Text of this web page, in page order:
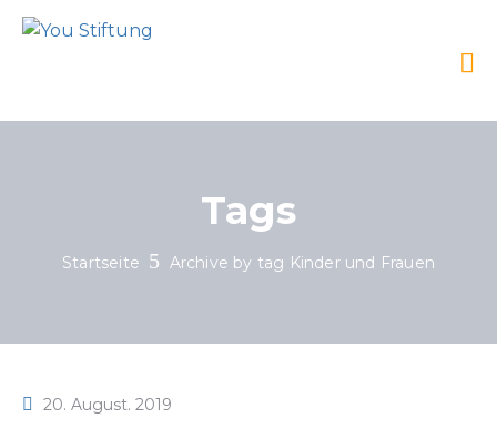
Tags
Startseite Archive by tag Kinder und Frauen
20. August. 2019